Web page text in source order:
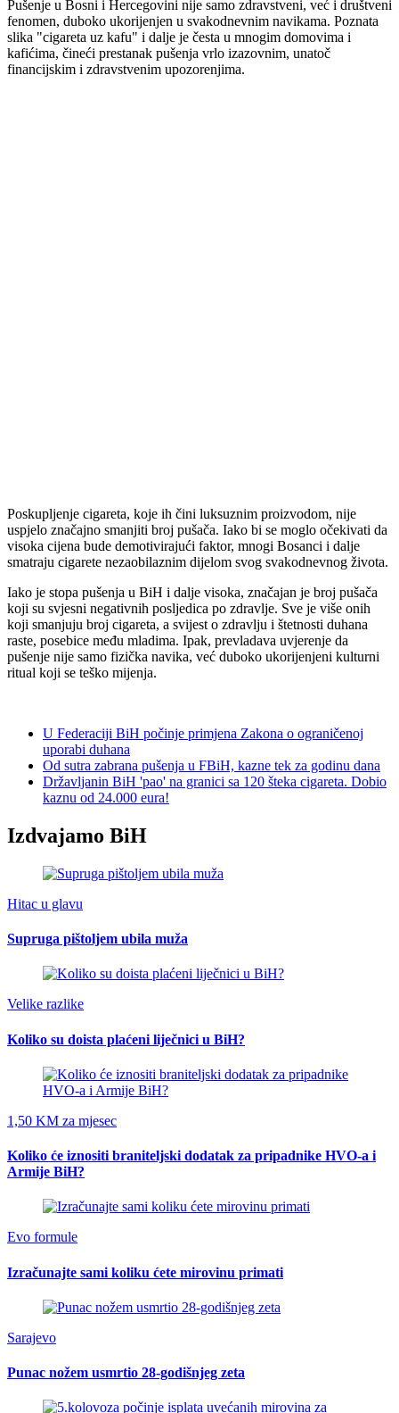
Pušenje u Bosni i Hercegovini nije samo zdravstveni, već i društveni
fenomen, duboko ukorijenjen u svakodnevnim navikama. Poznata
slika "cigareta uz kafu" i dalje je česta u mnogim domovima i
kafićima, čineći prestanak pušenja vrlo izazovnim, unatoč
financijskim i zdravstvenim upozorenjima.
Poskupljenje cigareta, koje ih čini luksuznim proizvodom, nije
uspjelo značajno smanjiti broj pušača. Iako bi se moglo očekivati da
visoka cijena bude demotivirajući faktor, mnogi Bosanci i dalje
smatraju cigarete nezaobilaznim dijelom svog svakodnevnog života.
Iako je stopa pušenja u BiH i dalje visoka, značajan je broj pušača
koji su svjesni negativnih posljedica po zdravlje. Sve je više onih
koji smanjuju broj cigareta, a svijest o zdravlju i štetnosti duhana
raste, posebice među mladima. Ipak, prevladava uvjerenje da
pušenje nije samo fizička navika, već duboko ukorijenjeni kulturni
ritual koji se teško mijenja.
U Federaciji BiH počinje primjena Zakona o ograničenoj
uporabi duhana
Od sutra zabrana pušenja u FBiH, kazne tek za godinu dana
Državljanin BiH 'pao' na granici sa 120 šteka cigareta. Dobio
kaznu od 24.000 eura!
Izdvajamo BiH
Hitac u glavu
Supruga pištoljem ubila muža
Velike razlike
Koliko su doista plaćeni liječnici u BiH?
1,50 KM za mjesec
Koliko će iznositi braniteljski dodatak za pripadnike HVO-a i
Armije BiH?
Evo formule
Izračunajte sami koliku ćete mirovinu primati
Sarajevo
Punac nožem usmrtio 28-godišnjeg zeta